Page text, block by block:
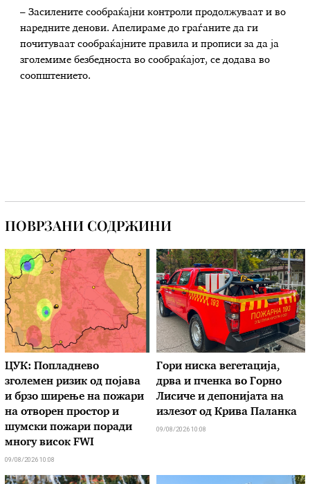
– Засилените сообраќајни контроли продолжуваат и во
наредните денови. Апелираме до граѓаните да ги
почитуваат сообраќајните правила и прописи за да ја
зголемиме безбедноста во сообраќајот, се додава во
соопштението.
ПОВРЗАНИ СОДРЖИНИ
ЦУК: Попладнево
зголемен ризик од појава
и брзо ширење на пожари
на отворен простор и
шумски пожари поради
многу висок FWI
09/08/2026 10:08
Гори ниска вегетација,
дрва и пченка во Горно
Лисиче и депонијата на
излезот од Крива Паланка
09/08/2026 10:08